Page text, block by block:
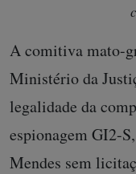
A comitiva mato-
Ministério da
legalidade da
espionagem GI2-
Mendes sem